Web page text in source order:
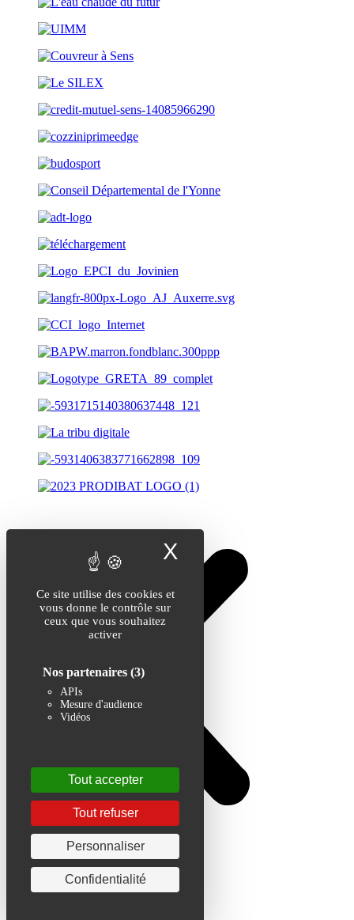
Ce site utilise des cookies et
vous donne le contrôle sur
ceux que vous souhaitez
activer
Nos partenaires (3)
APIs
Mesure d'audience
Vidéos
Tout accepter
Tout refuser
Personnaliser
Confidentialité
X Masquer le